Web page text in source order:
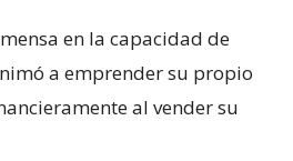
en la capacidad de
a emprender su propio
al vender su